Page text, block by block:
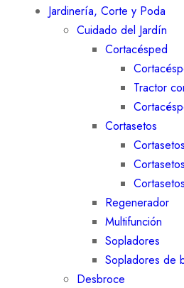
Jardinería, Corte y Poda
Cuidado del Jardín
Cortacésped
Tractor
Cortasetos
Regenerador
Multifunción
Sopladores
Sopladores de
Desbroce